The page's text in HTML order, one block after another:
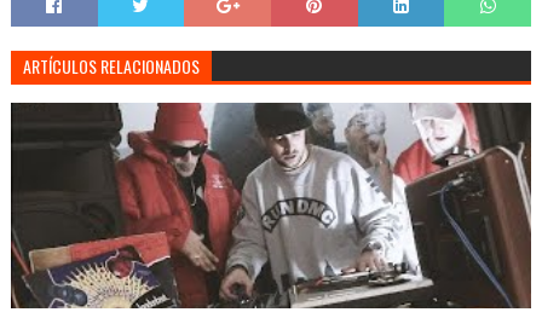
ARTÍCULOS RELACIONADOS